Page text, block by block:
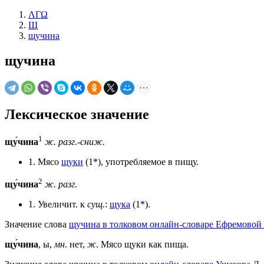
ΛΓΩ
Щ
щучина
щучина
Лексическое значение
щу́чина1 ж. разг.-сниж.
1. Мясо щуки (1*), употребляемое в пищу.
щу́чина2 ж. разг.
1. Увеличит. к сущ.: щука (1*).
Значение слова щучина в толковом онлайн-словаре
щу́чина, ы, мн. нет, ж. Мясо щуки как пища.